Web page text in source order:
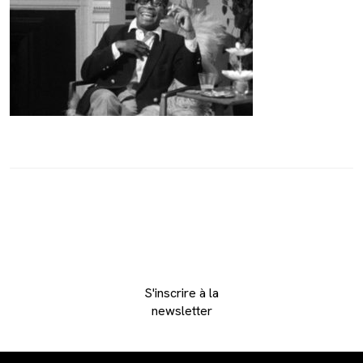
S'inscrire à la
newsletter